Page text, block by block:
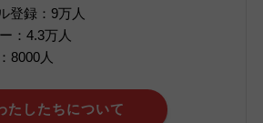
登録：9万人
：4.3万人
8000人
たしたちについて